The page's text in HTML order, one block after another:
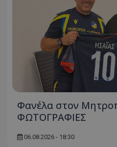
Φανέλα στον
ΦΩΤΟΓΡΑΦΙΕΣ
06.08.2026 - 18:30